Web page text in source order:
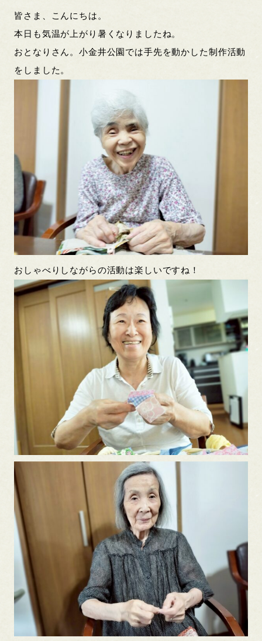
皆さま、こんにちは。
本日も気温が上がり暑くなりましたね。
おとなりさん。小金井公園では手先を動かした制作活動
をしました。
おしゃべりしながらの活動は楽しいですね！